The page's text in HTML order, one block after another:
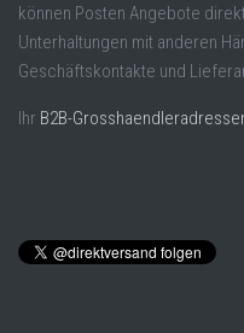
können Posten Angebote
Unterhaltungen mit anderen
Geschäftskontakte und
Ihr B2B-